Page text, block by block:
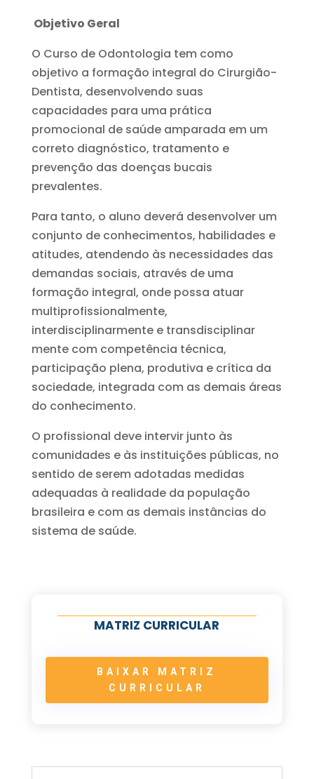
Objetivo Geral
O Curso de Odontologia tem como
objetivo a formação integral do Cirurgião-
Dentista, desenvolvendo suas
capacidades para uma prática
promocional de saúde amparada em um
correto diagnóstico, tratamento e
prevenção das doenças bucais
prevalentes.
Para tanto, o aluno deverá desenvolver um
conjunto de conhecimentos, habilidades e
atitudes, atendendo às necessidades das
demandas sociais, através de uma
formação integral, onde possa atuar
multiprofissionalmente,
interdisciplinarmente e transdisciplinar
mente com competência técnica,
participação plena, produtiva e crítica da
sociedade, integrada com as demais áreas
do conhecimento.
O profissional deve intervir junto às
comunidades e às instituições públicas, no
sentido de serem adotadas medidas
adequadas à realidade da população
brasileira e com as demais instâncias do
sistema de saúde.
MATRIZ CURRICULAR
BAIXAR MATRIZ
CURRICULAR